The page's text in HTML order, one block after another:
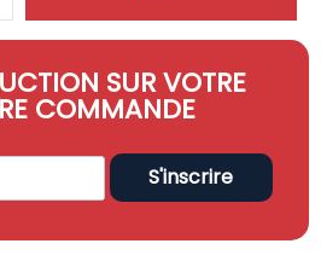
SUR VOTRE
COMMANDE
S'inscrire